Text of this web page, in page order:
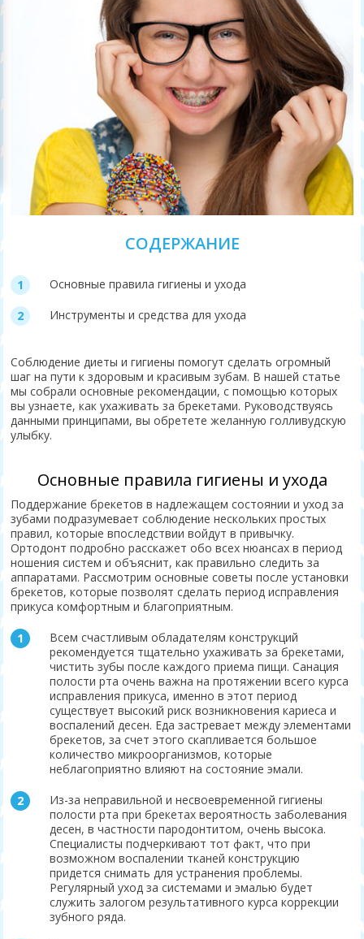
СОДЕРЖАНИЕ
Основные правила гигиены и ухода
Инструменты и средства для ухода
Соблюдение диеты и гигиены помогут сделать огромный
шаг на пути к здоровым и красивым зубам. В нашей статье
мы собрали основные рекомендации, с помощью которых
вы узнаете, как ухаживать за брекетами. Руководствуясь
данными принципами, вы обретете желанную голливудскую
улыбку.
Основные правила гигиены и ухода
Поддержание брекетов в надлежащем состоянии и уход за
зубами подразумевает соблюдение нескольких простых
правил, которые впоследствии войдут в привычку.
Ортодонт подробно расскажет обо всех нюансах в период
ношения систем и объяснит, как правильно следить за
аппаратами. Рассмотрим основные советы после установки
брекетов, которые позволят сделать период исправления
прикуса комфортным и благоприятным.
Всем счастливым обладателям конструкций
рекомендуется тщательно ухаживать за брекетами,
чистить зубы после каждого приема пищи. Санация
полости рта очень важна на протяжении всего курса
исправления прикуса, именно в этот период
существует высокий риск возникновения кариеса и
воспалений десен. Еда застревает между элементами
брекетов, за счет этого скапливается большое
количество микроорганизмов, которые
неблагоприятно влияют на состояние эмали.
Из-за неправильной и несвоевременной гигиены
полости рта при брекетах вероятность заболевания
десен, в частности пародонтитом, очень высока.
Специалисты подчеркивают тот факт, что при
возможном воспалении тканей конструкцию
придется снимать для устранения проблемы.
Регулярный уход за системами и эмалью будет
служить залогом результативного курса коррекции
зубного ряда.